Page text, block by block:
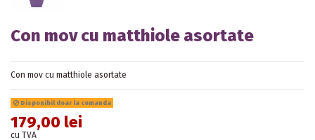
Con mov cu matthiole asortate
Con mov cu matthiole asortate
Disponibil doar la comanda
179,00 lei
cu TVA